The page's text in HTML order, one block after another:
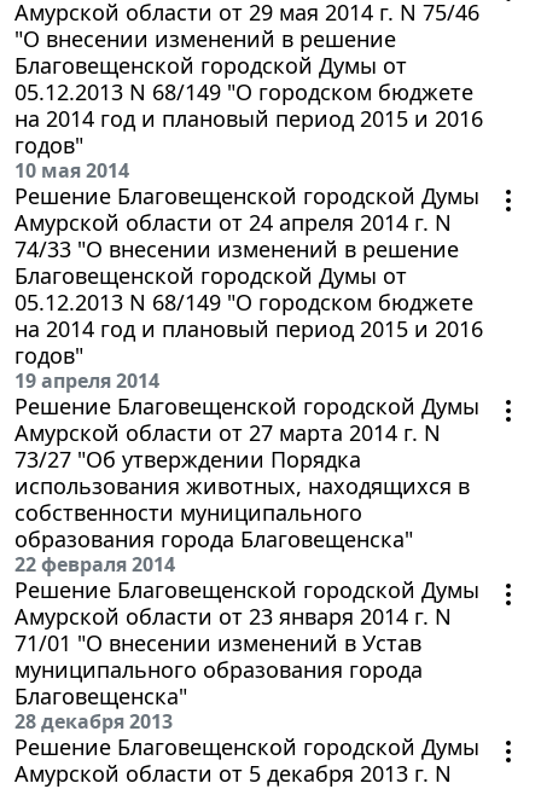
Амурской области от 29 мая 2014 г. N 75/46
"О внесении изменений в решение
Благовещенской городской Думы от
05.12.2013 N 68/149 "О городском бюджете
на 2014 год и плановый период 2015 и 2016
годов"
10 мая 2014
Решение Благовещенской городской Думы
Амурской области от 24 апреля 2014 г. N
74/33 "О внесении изменений в решение
Благовещенской городской Думы от
05.12.2013 N 68/149 "О городском бюджете
на 2014 год и плановый период 2015 и 2016
годов"
19 апреля 2014
Решение Благовещенской городской Думы
Амурской области от 27 марта 2014 г. N
73/27 "Об утверждении Порядка
использования животных, находящихся в
собственности муниципального
образования города Благовещенска"
22 февраля 2014
Решение Благовещенской городской Думы
Амурской области от 23 января 2014 г. N
71/01 "О внесении изменений в Устав
муниципального образования города
Благовещенска"
28 декабря 2013
Решение Благовещенской городской Думы
Амурской области от 5 декабря 2013 г. N